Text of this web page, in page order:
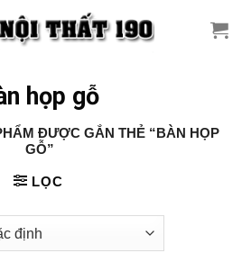
họp gỗ
ĐƯỢC GẮN THẺ “BÀN HỌP
GỖ”
LỌC